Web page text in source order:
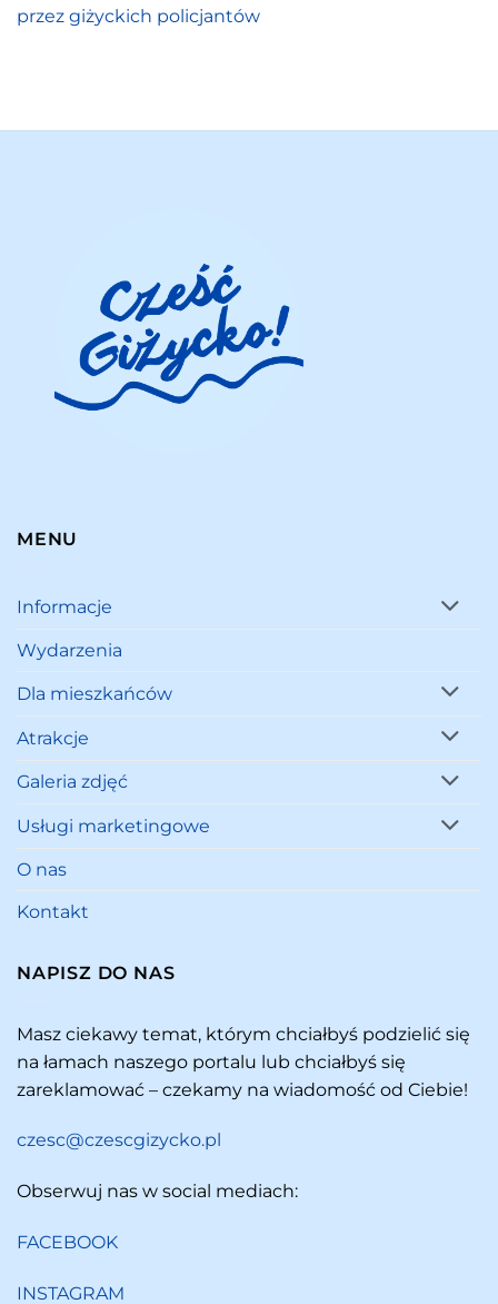
przez giżyckich policjantów
MENU
Informacje
Wydarzenia
Dla mieszkańców
Atrakcje
Galeria zdjęć
Usługi marketingowe
O nas
Kontakt
NAPISZ DO NAS
Masz ciekawy temat, którym chciałbyś podzielić się
na łamach naszego portalu lub chciałbyś się
zareklamować – czekamy na wiadomość od Ciebie!
czesc@czescgizycko.pl
Obserwuj nas w social mediach:
FACEBOOK
INSTAGRAM